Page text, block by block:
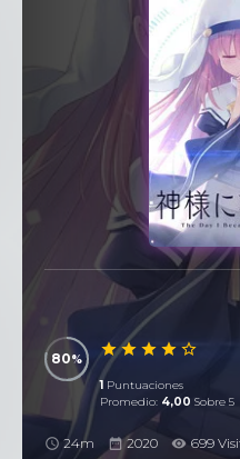
80
1 Puntuaciones
Promedio: 4,00 Sobre 5
24m 2020 699